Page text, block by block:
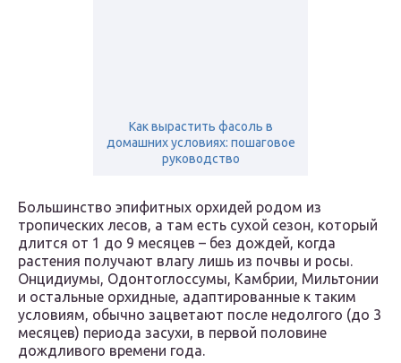
Как вырастить фасоль в
домашних условиях: пошаговое
руководство
Большинство эпифитных орхидей родом из
тропических лесов, а там есть сухой сезон, который
длится от 1 до 9 месяцев – без дождей, когда
растения получают влагу лишь из почвы и росы.
Онцидиумы, Одонтоглоссумы, Камбрии, Мильтонии
и остальные орхидные, адаптированные к таким
условиям, обычно зацветают после недолгого (до 3
месяцев) периода засухи, в первой половине
дождливого времени года.